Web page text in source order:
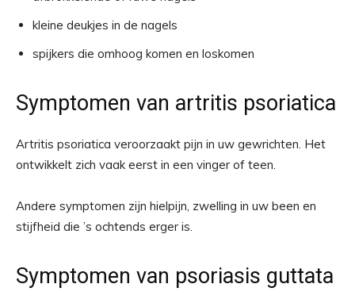
kleine deukjes in de nagels
spijkers die omhoog komen en loskomen
Symptomen van artritis psoriatica
Artritis psoriatica veroorzaakt pijn in uw gewrichten. Het
ontwikkelt zich vaak eerst in een vinger of teen.
Andere symptomen zijn hielpijn, zwelling in uw been en
stijfheid die ’s ochtends erger is.
Symptomen van psoriasis guttata